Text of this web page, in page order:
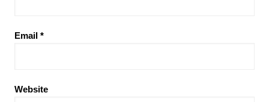
Email *
Website